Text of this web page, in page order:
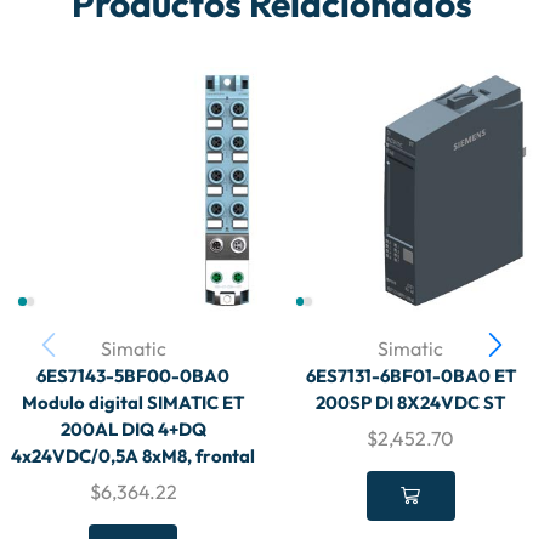
Simatic
6ES7143-5BF00-0BA0
Modulo digital SIMATIC ET
200AL DIQ 4+DQ
4x24VDC/0,5A 8xM8, frontal
$6,364.22
Simatic
6ES7131-6BF01-0BA0 ET
200SP DI 8X24VDC ST
$2,452.70